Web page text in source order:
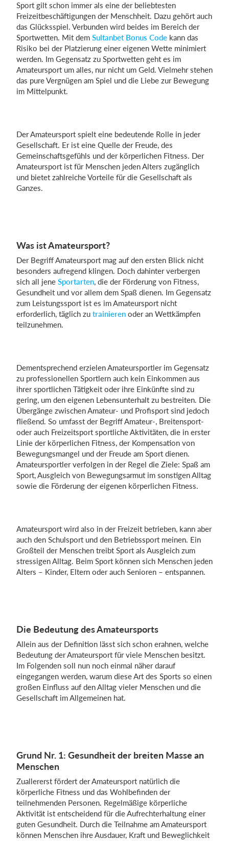
Sport gilt schon immer als eine der beliebtesten
Freizeitbeschäftigungen der Menschheit. Dazu gehört auch
das Glücksspiel. Verbunden wird beides im Bereich der
Sportwetten. Mit dem Sultanbet Bonus Code kann das
Risiko bei der Platzierung einer eigenen Wette minimiert
werden. Im Gegensatz zu Sportwetten geht es im
Amateursport um alles, nur nicht um Geld. Vielmehr stehen
das pure Vergnügen am Spiel und die Liebe zur Bewegung
im Mittelpunkt.
Der Amateursport spielt eine bedeutende Rolle in jeder
Gesellschaft. Er ist eine Quelle der Freude, des
Gemeinschaftsgefühls und der körperlichen Fitness. Der
Amateursport ist für Menschen jeden Alters zugänglich
und bietet zahlreiche Vorteile für die Gesellschaft als
Ganzes.
Was ist Amateursport?
Der Begriff Amateursport mag auf den ersten Blick nicht
besonders aufregend klingen. Doch dahinter verbergen
sich all jene Sportarten, die der Förderung von Fitness,
Gesundheit und vor allem dem Spaß dienen. Im Gegensatz
zum Leistungssport ist es im Amateursport nicht
erforderlich, täglich zu trainieren oder an Wettkämpfen
teilzunehmen.
Dementsprechend erzielen Amateursportler im Gegensatz
zu professionellen Sportlern auch kein Einkommen aus
ihrer sportlichen Tätigkeit oder ihre Einkünfte sind zu
gering, um den eigenen Lebensunterhalt zu bestreiten. Die
Übergänge zwischen Amateur- und Profisport sind jedoch
fließend. So umfasst der Begriff Amateur-, Breitensport-
oder auch Freizeitsport sportliche Aktivitäten, die in erster
Linie der körperlichen Fitness, der Kompensation von
Bewegungsmangel und der Freude am Sport dienen.
Amateursportler verfolgen in der Regel die Ziele: Spaß am
Sport, Ausgleich von Bewegungsarmut im sonstigen Alltag
sowie die Förderung der eigenen körperlichen Fitness.
Amateursport wird also in der Freizeit betrieben, kann aber
auch den Schulsport und den Betriebssport meinen. Ein
Großteil der Menschen treibt Sport als Ausgleich zum
stressigen Alltag. Beim Sport können sich Menschen jeden
Alters – Kinder, Eltern oder auch Senioren – entspannen.
Die Bedeutung des Amateursports
Allein aus der Definition lässt sich schon erahnen, welche
Bedeutung der Amateursport für viele Menschen besitzt.
Im Folgenden soll nun noch einmal näher darauf
eingegangen werden, warum diese Art des Sports so einen
großen Einfluss auf den Alltag vieler Menschen und die
Gesellschaft im Allgemeinen hat.
Grund Nr. 1: Gesundheit der breiten Masse an
Menschen
Zuallererst fördert der Amateursport natürlich die
körperliche Fitness und das Wohlbefinden der
teilnehmenden Personen. Regelmäßige körperliche
Aktivität ist entscheidend für die Aufrechterhaltung einer
guten Gesundheit. Durch die Teilnahme am Amateursport
können Menschen ihre Ausdauer, Kraft und Beweglichkeit